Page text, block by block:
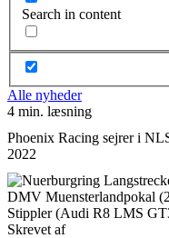
Search in content
Alle nyheder
4 min. læsning
Phoenix Racing sejrer i
2022
Skrevet af